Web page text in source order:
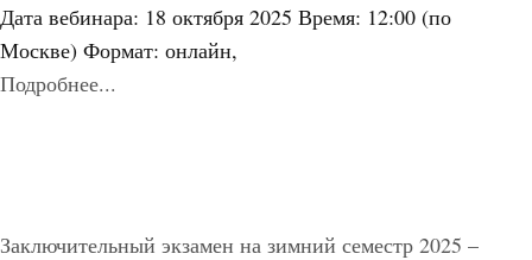
Дата вебинара: 18 октября 2025 Время: 12:00 (по
Москве) Формат: онлайн,
Подробнее...
Заключительный экзамен на зимний семестр 2025 –